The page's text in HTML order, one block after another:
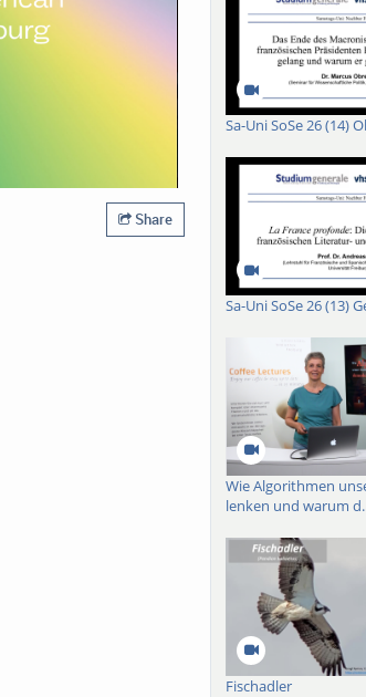
Share
Sa-Uni SoSe 26 (14)
Sa-Uni SoSe 26 (13)
Wie Algorithmen
lenken und warum
Fischadler